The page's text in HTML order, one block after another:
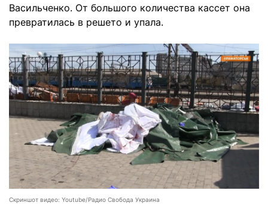
Васильченко. От большого количества кассет она
превратилась в решето и упала.
Скриншот видео: Youtube/Радио Свобода Украина